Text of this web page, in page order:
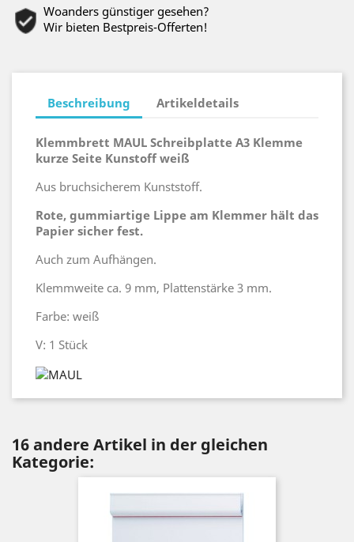
Woanders günstiger gesehen?
Wir bieten Bestpreis-Offerten!
Beschreibung Artikeldetails
Klemmbrett MAUL Schreibplatte A3 Klemme
kurze Seite Kunstoff weiß
Aus bruchsicherem Kunststoff.
Rote, gummiartige Lippe am Klemmer hält das
Papier sicher fest.
Auch zum Aufhängen.
Klemmweite ca. 9 mm, Plattenstärke 3 mm.
Farbe: weiß
V: 1 Stück
16 andere Artikel in der gleichen
Kategorie: